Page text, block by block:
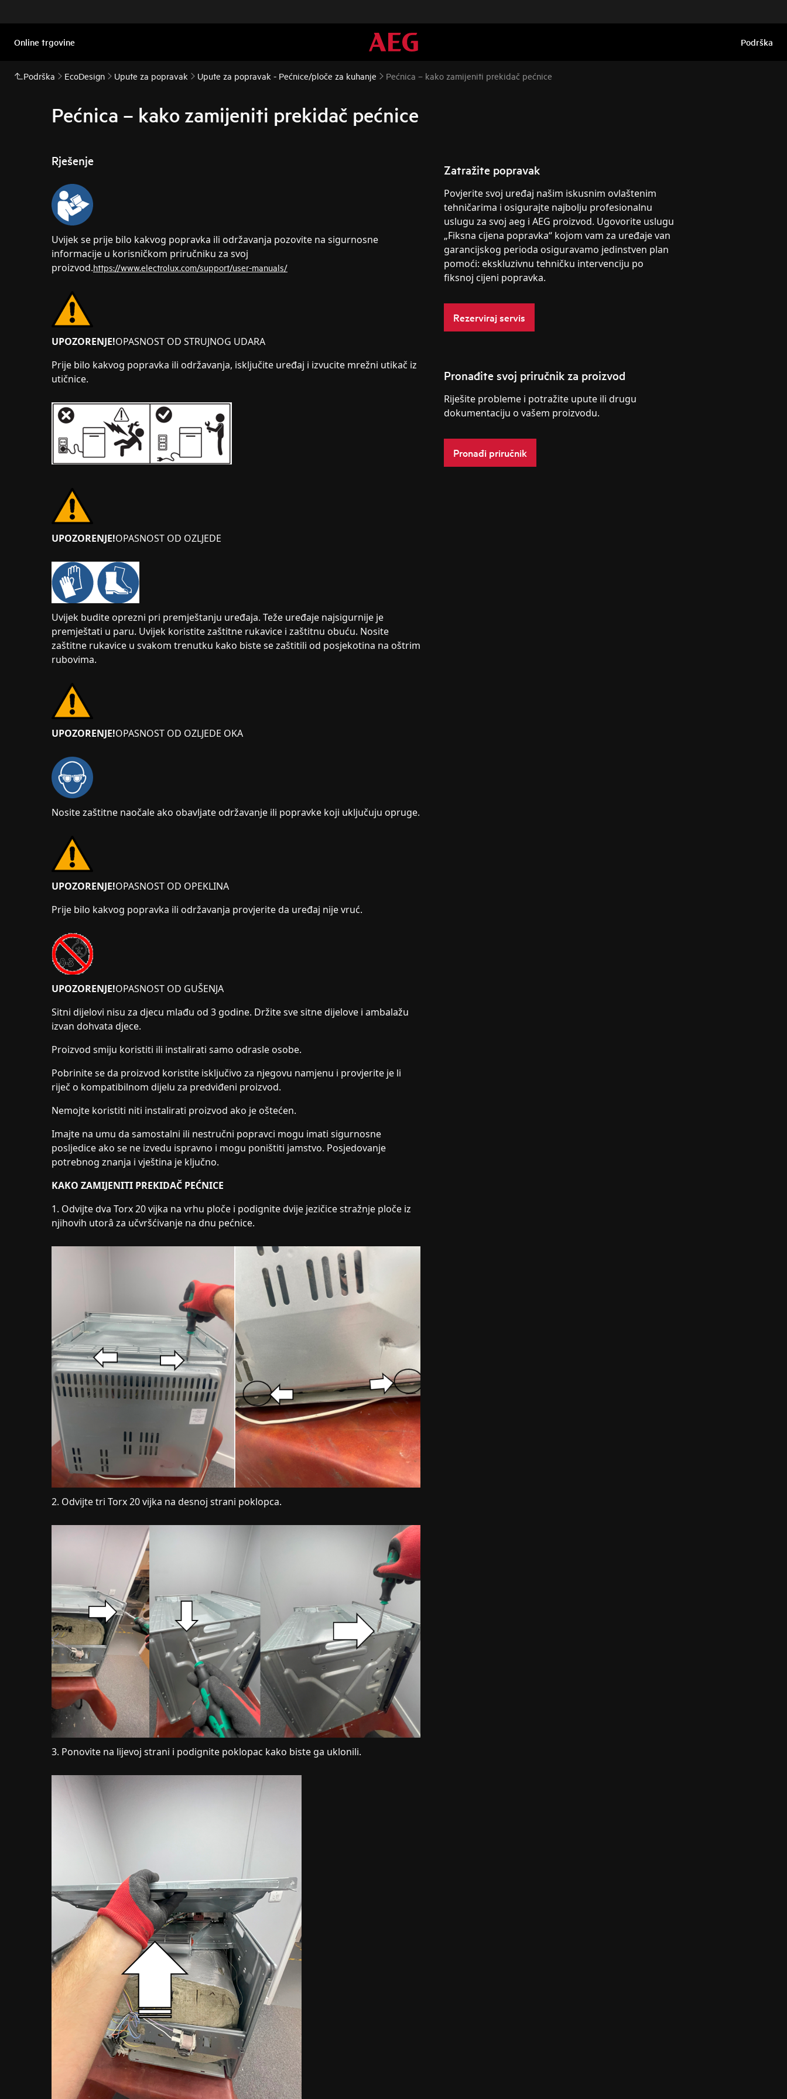
Online trgovine Podrška
Podrška EcoDesign Upute za popravak Upute za popravak - Pećnice/ploče za kuhanje Pećnica – kako zamijeniti prekidač pećnice
Pećnica – kako zamijeniti prekidač pećnice
Rješenje
Uvijek se prije bilo kakvog popravka ili održavanja pozovite na sigurnosne
informacije u korisničkom priručniku za svoj
proizvod.https://www.electrolux.com/support/user-manuals/
UPOZORENJE!OPASNOST OD STRUJNOG UDARA
Prije bilo kakvog popravka ili održavanja, isključite uređaj i izvucite mrežni utikač iz
utičnice.
UPOZORENJE!OPASNOST OD OZLJEDE
Uvijek budite oprezni pri premještanju uređaja. Teže uređaje najsigurnije je
premještati u paru. Uvijek koristite zaštitne rukavice i zaštitnu obuću. Nosite
zaštitne rukavice u svakom trenutku kako biste se zaštitili od posjekotina na oštrim
rubovima.
UPOZORENJE!OPASNOST OD OZLJEDE OKA
Nosite zaštitne naočale ako obavljate održavanje ili popravke koji uključuju opruge.
UPOZORENJE!OPASNOST OD OPEKLINA
Prije bilo kakvog popravka ili održavanja provjerite da uređaj nije vruć.
UPOZORENJE!OPASNOST OD GUŠENJA
Sitni dijelovi nisu za djecu mlađu od 3 godine. Držite sve sitne dijelove i ambalažu
izvan dohvata djece.
Proizvod smiju koristiti ili instalirati samo odrasle osobe.
Pobrinite se da proizvod koristite isključivo za njegovu namjenu i provjerite je li
riječ o kompatibilnom dijelu za predviđeni proizvod.
Nemojte koristiti niti instalirati proizvod ako je oštećen.
Imajte na umu da samostalni ili nestručni popravci mogu imati sigurnosne
posljedice ako se ne izvedu ispravno i mogu poništiti jamstvo. Posjedovanje
potrebnog znanja i vještina je ključno.
KAKO ZAMIJENITI PREKIDAČ PEĆNICE
1. Odvijte dva Torx 20 vijka na vrhu ploče i podignite dvije jezičice stražnje ploče iz
njihovih utorâ za učvršćivanje na dnu pećnice.
2. Odvijte tri Torx 20 vijka na desnoj strani poklopca.
3. Ponovite na lijevoj strani i podignite poklopac kako biste ga uklonili.
Zatražite popravak
Povjerite svoj uređaj našim iskusnim ovlaštenim
tehničarima i osigurajte najbolju profesionalnu
uslugu za svoj aeg i AEG proizvod. Ugovorite uslugu
„Fiksna cijena popravka“ kojom vam za uređaje van
garancijskog perioda osiguravamo jedinstven plan
pomoći: ekskluzivnu tehničku intervenciju po
fiksnoj cijeni popravka.
Rezerviraj servis
Pronađite svoj priručnik za proizvod
Riješite probleme i potražite upute ili drugu
dokumentaciju o vašem proizvodu.
Pronađi priručnik